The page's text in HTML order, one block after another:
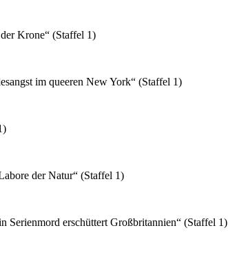
Krone“ (Staffel 1)
im queeren New York“ (Staffel 1)
der Natur“ (Staffel 1)
Serienmord erschüttert Großbritannien“ (Staffel 1)